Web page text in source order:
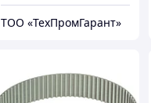
ТОО «ТехПромГарант»